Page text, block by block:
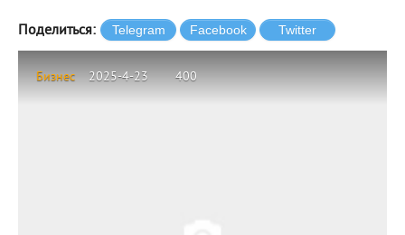
Поделиться:
Бизнес 2025-4-23 400